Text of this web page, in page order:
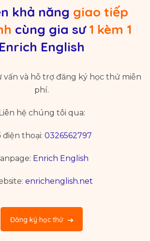
khả năng giao tiếp
cùng gia sư1 kèm 1
Enrich English
vấn và hỗ trợ đăng ký học thử miễn
phí.
hệ chúng tôi qua:
điện thoại: 0326562797
Enrich English
enrichenglish.net
Đăng ký học thử